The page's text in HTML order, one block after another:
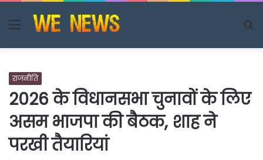
Menu
राजनीति
2026 के विधानसभा चुनावों के लिए
असम भाजपा की बैठक, शाह ने
परखी तैयारियां